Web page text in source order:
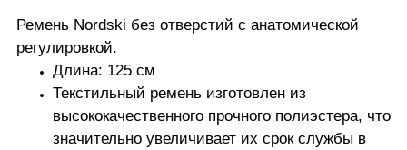
Ремень Nordski без отверстий с анатомической
регулировкой.
Длина: 125 см
Текстильный ремень изготовлен из
высококачественного прочного полиэстера, что
значительно увеличивает их срок службы в